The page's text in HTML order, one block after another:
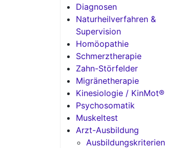
Diagnosen
Naturheilverfahren &
Supervision
Homöopathie
Schmerztherapie
Zahn-Störfelder
Migränetherapie
Kinesiologie / KinMot®
Psychosomatik
Muskeltest
Arzt-Ausbildung
Ausbildungskriterien